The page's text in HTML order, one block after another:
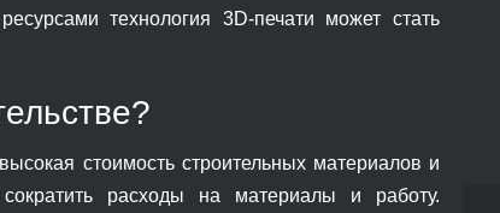
технология 3D-печати может стать
стоимость строительных материалов и
сократить расходы на материалы и работу.